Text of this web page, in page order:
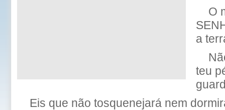
O
a
teu
Eis que não tosquenejará nem